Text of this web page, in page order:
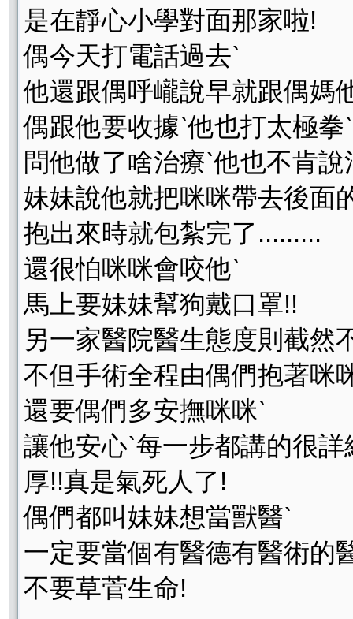
是在靜心小學對面那家啦!
偶今天打電話過去ˋ
他還跟偶呼巄說早就跟偶媽
偶跟他要收據ˋ他也打太極拳ˋ
問他做了啥治療ˋ他也不肯說
妹妹說他就把咪咪帶去後面
抱出來時就包紮完了.........
還很怕咪咪會咬他ˋ
馬上要妹妹幫狗戴口罩!!
另一家醫院醫生態度則截然
不但手術全程由偶們抱著咪
還要偶們多安撫咪咪ˋ
讓他安心ˋ每一步都講的很詳
厚!!真是氣死人了!
偶們都叫妹妹想當獸醫ˋ
一定要當個有醫德有醫術的
不要草菅生命!